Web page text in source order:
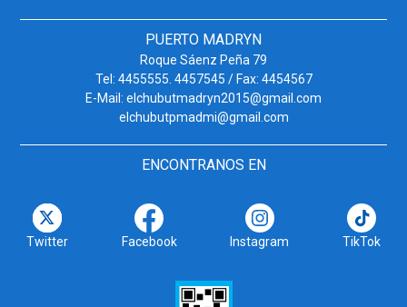
PUERTO MADRYN
Roque Sáenz Peña 79
Tel: 4455555. 4457545 / Fax: 4454567
E-Mail: elchubutmadryn2015@gmail.com
elchubutpmadmi@gmail.com
ENCONTRANOS EN
Twitter Facebook Instagram TikTok